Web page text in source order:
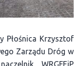
Płośnica Krzysztof
Zarządu Dróg w